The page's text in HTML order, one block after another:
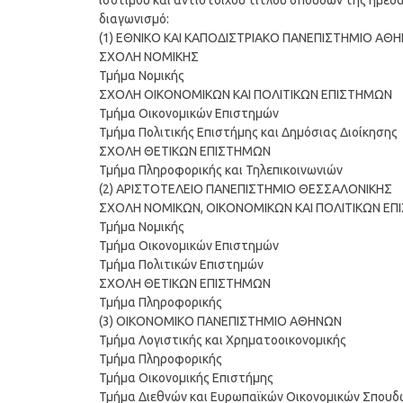
διαγωνισμό:
(1) ΕΘΝΙΚΟ ΚΑΙ ΚΑΠΟΔΙΣΤΡΙΑΚΟ ΠΑΝΕΠΙΣΤΗΜΙΟ
ΣΧΟΛΗ ΝΟΜΙΚΗΣ
Τμήμα Νομικής
ΣΧΟΛΗ ΟΙΚΟΝΟΜΙΚΩΝ ΚΑΙ ΠΟΛΙΤΙΚΩΝ ΕΠΙΣΤΗΜΩΝ
Τμήμα Οικονομικών Επιστημών
Τμήμα Πολιτικής Επιστήμης και Δημόσιας Διοίκησης
ΣΧΟΛΗ ΘΕΤΙΚΩΝ ΕΠΙΣΤΗΜΩΝ
Τμήμα Πληροφορικής και Τηλεπικοινωνιών
(2) ΑΡΙΣΤΟΤΕΛΕΙΟ ΠΑΝΕΠΙΣΤΗΜΙΟ ΘΕΣΣΑΛΟΝΙΚΗΣ
ΣΧΟΛΗ ΝΟΜΙΚΩΝ, ΟΙΚΟΝΟΜΙΚΩΝ ΚΑΙ ΠΟΛΙΤΙΚΩΝ
Τμήμα Νομικής
Τμήμα Οικονομικών Επιστημών
Τμήμα Πολιτικών Επιστημών
ΣΧΟΛΗ ΘΕΤΙΚΩΝ ΕΠΙΣΤΗΜΩΝ
Τμήμα Πληροφορικής
(3) ΟΙΚΟΝΟΜΙΚΟ ΠΑΝΕΠΙΣΤΗΜΙΟ ΑΘΗΝΩΝ
Τμήμα Λογιστικής και Χρηματοοικονομικής
Τμήμα Πληροφορικής
Τμήμα Οικονομικής Επιστήμης
Τμήμα Διεθνών και Ευρωπαϊκών Οικονομικών